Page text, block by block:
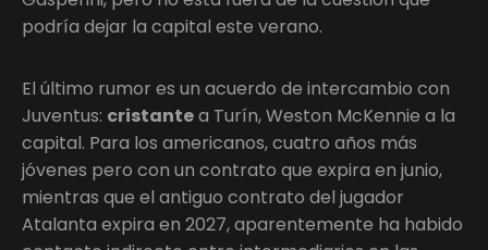
podría dejar la capital este verano.
El último rumor es un acuerdo de intercambio con
Juventus: cristantea Turín, Weston McKennie a la
capital. Para los americanos, cuatro años más
jóvenes pero con un contrato que expira en junio,
mientras que el antiguo contrato del jugador
Atalanta expira en 2027, aparentemente ha habido